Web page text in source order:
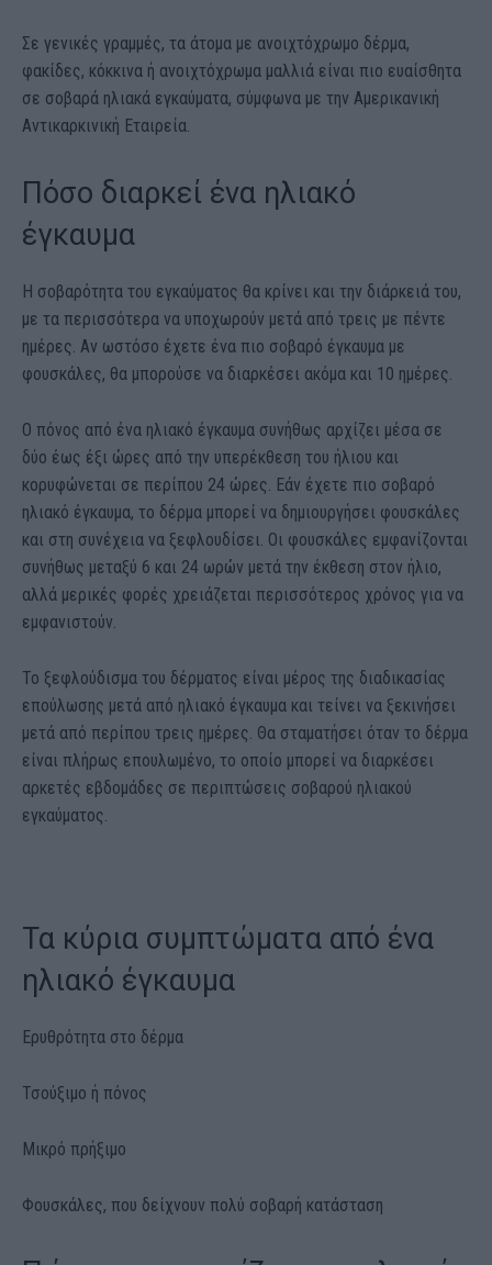
Σε γενικές γραμμές, τα άτομα με ανοιχτόχρωμο δέρμα,
φακίδες, κόκκινα ή ανοιχτόχρωμα μαλλιά είναι πιο ευαίσθητα
σε σοβαρά ηλιακά εγκαύματα, σύμφωνα με την Αμερικανική
Αντικαρκινική Εταιρεία.
Πόσο διαρκεί ένα ηλιακό
έγκαυμα
Η σοβαρότητα του εγκαύματος θα κρίνει και την διάρκειά του,
με τα περισσότερα να υποχωρούν μετά από τρεις με πέντε
ημέρες. Αν ωστόσο έχετε ένα πιο σοβαρό έγκαυμα με
φουσκάλες, θα μπορούσε να διαρκέσει ακόμα και 10 ημέρες.
Ο πόνος από ένα ηλιακό έγκαυμα συνήθως αρχίζει μέσα σε
δύο έως έξι ώρες από την υπερέκθεση του ήλιου και
κορυφώνεται σε περίπου 24 ώρες. Εάν έχετε πιο σοβαρό
ηλιακό έγκαυμα, το δέρμα μπορεί να δημιουργήσει φουσκάλες
και στη συνέχεια να ξεφλουδίσει. Οι φουσκάλες εμφανίζονται
συνήθως μεταξύ 6 και 24 ωρών μετά την έκθεση στον ήλιο,
αλλά μερικές φορές χρειάζεται περισσότερος χρόνος για να
εμφανιστούν.
Το ξεφλούδισμα του δέρματος είναι μέρος της διαδικασίας
επούλωσης μετά από ηλιακό έγκαυμα και τείνει να ξεκινήσει
μετά από περίπου τρεις ημέρες. Θα σταματήσει όταν το δέρμα
είναι πλήρως επουλωμένο, το οποίο μπορεί να διαρκέσει
αρκετές εβδομάδες σε περιπτώσεις σοβαρού ηλιακού
εγκαύματος.
Τα κύρια συμπτώματα από ένα
ηλιακό έγκαυμα
Ερυθρότητα στο δέρμα
Τσούξιμο ή πόνος
Μικρό πρήξιμο
Φουσκάλες, που δείχνουν πολύ σοβαρή κατάσταση